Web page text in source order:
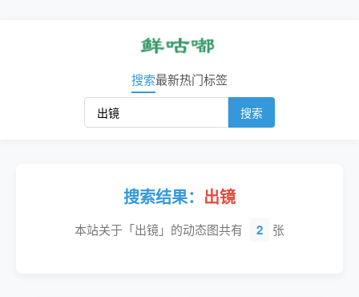
搜索最新热门标签
搜索
搜索结果： 出镜
本站关于「出镜」的动态图共有 2 张